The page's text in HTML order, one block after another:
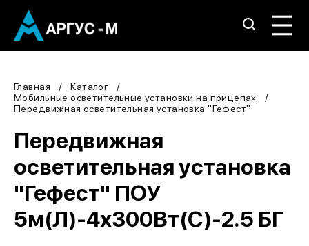
Главная
Каталог
Мобильные осветительные установки на прицепах
Передвижная осветительная установка "Гефест"
Передвижная
осветительная установка
"Гефест" ПОУ
5м(Л)-4х300Вт(С)-2.5 БГ